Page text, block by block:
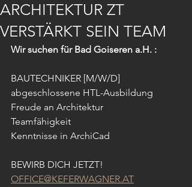
ARCHITEKTUR ZT
VERSTÄRKT SEIN TEAM
Wir suchen für Bad Goiseren a.H. :
BAUTECHNIKER [M/W/D]
abgeschlossene HTL-Ausbildung
Freude an Architektur
Teamfähigkeit
Kenntnisse in ArchiCad
BEWIRB DICH JETZT!
OFFICE@KEFERWAGNER.AT